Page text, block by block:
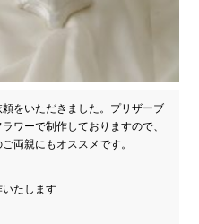
をいただきました。プリザーブ
ワーで制作しておりますので、
両親にもオススメです。
たします